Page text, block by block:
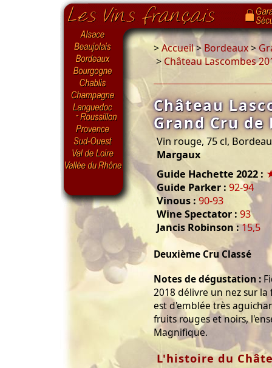
>Accueil>Bordeaux>
> Château Lascombes
Château
Grand Cru de
Vin rouge, 75 cl,
Margaux
Guide Hachette 2022 :
Guide Parker : 92-94
Vinous : 90-93
Wine Spectator : 93
Jancis Robinson :15,5
Deuxième Cru Classé
Notes de dégustation :
2018 délivre un nez sur
est d'emblée très
fruits rouges et noirs,
Magnifique.
L'histoire du